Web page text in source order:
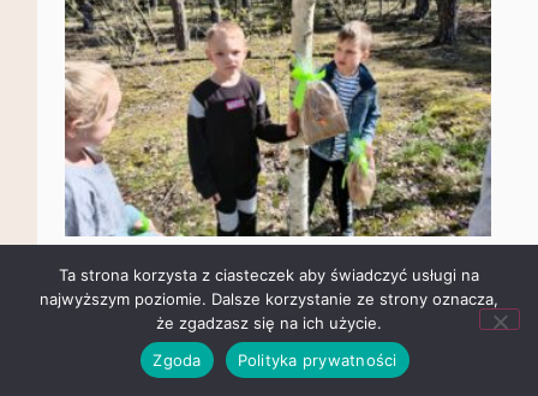
Ta strona korzysta z ciasteczek aby świadczyć usługi na
najwyższym poziomie. Dalsze korzystanie ze strony oznacza,
że zgadzasz się na ich użycie.
Zgoda
Polityka prywatności